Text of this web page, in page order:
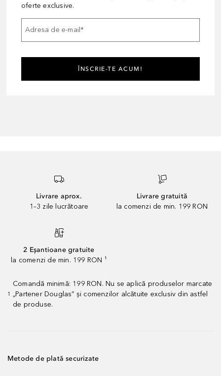
oferte exclusive.
Adresa de e-mail*
ÎNSCRIE-TE ACUM!
Livrare aprox.
1–3 zile lucrătoare
Livrare gratuită
la comenzi de min. 199 RON
2 Eșantioane gratuite
la comenzi de min. 199 RON ¹
1
Comandă minimă: 199 RON. Nu se aplică produselor marcate
„Partener Douglas” și comenzilor alcătuite exclusiv din astfel
de produse.
Metode de plată securizate